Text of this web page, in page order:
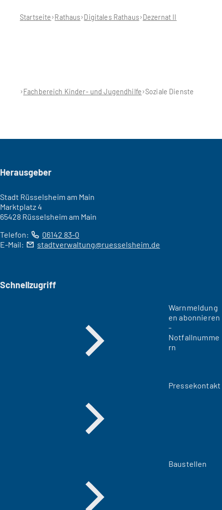
hier:Startseite Rathaus Digitales Rathaus Dezernat II
Fachbereich Kinder- und Jugendhilfe Soziale Dienste
Seitenfuß
Herausgeber
Stadt Rüsselsheim am Main
Marktplatz 4
65428 Rüsselsheim am Main
Telefon:
06142 83-0
E-Mail:
stadtverwaltung ruesselsheim de
Schnellzugriff
Warnmeldung
en abonnieren
-
Notfallnumme
rn
Pressekontakt
Baustellen